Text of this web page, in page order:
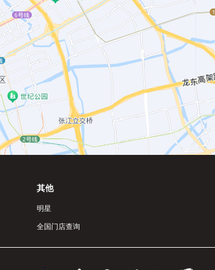
其他
明星
全国门店查询
.